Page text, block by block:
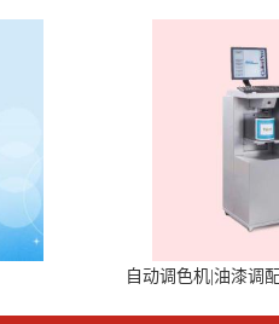
自动调色机|油漆调